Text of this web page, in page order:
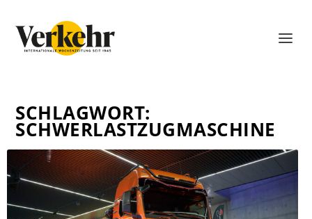
SCHLAGWORT:
SCHWERLASTZUGMASCHINE